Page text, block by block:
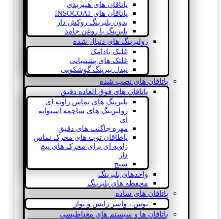
یاتاقان های هیبریدی
یاتاقان های INSOCOAT
بدون بلبرینگ روکش دار
بلبرینگ با روغن جامد
رولبرینگ های دنبال شده
غلتک بادامک
غلتک های پشتیبانی
نیدل بیرینگ گوشکوبی
یاتاقان های نصب شده
یاتاقان های فوق العاده دقیق
بلبرینگ های تماس زاویه ای
رولبرینگ های ساچمه استوانه
ای
مهره چاگنت های دقیق
یاطاقان توپ های محرک تماس
زاویه ای برای محرک های پیچ
دار
سنج
واحدهای بلبرینگ
محفظه های بلبرینگ
یاتاقان های ساده
بوش ، واشر رانش و نوار
یاتاقان ها و سیستم های مغناطیسی